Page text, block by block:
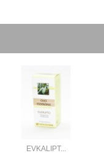
EVKALIPT...